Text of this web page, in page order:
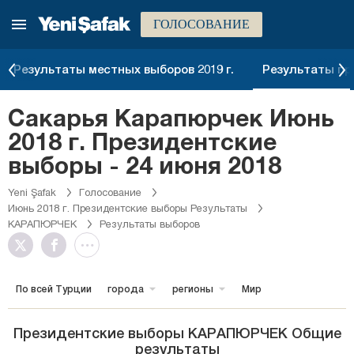
ГОЛОСОВАНИЕ
Результаты местных выборов 2019 г. Результаты
Сакарья Карапюрчек Июнь
2018 г. Президентские
выборы - 24 июня 2018
Yeni Şafak
Голосование
Июнь 2018 г. Президентские выборы Результаты
КАРАПЮРЧЕК
Результаты выборов
По всей Турции города регионы Мир
Президентские выборы КАРАПЮРЧЕК Общие
результаты